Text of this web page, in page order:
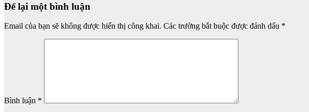
Để lại một bình luận
Email của bạn sẽ không được hiển thị công khai. Các trường bắt buộc được đánh dấu *
Bình luận *